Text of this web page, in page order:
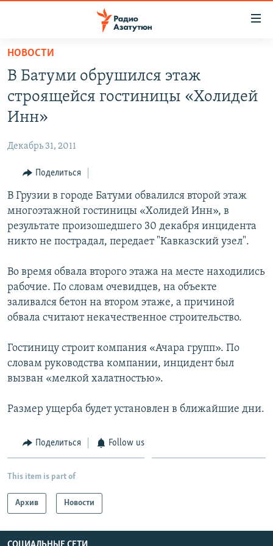
Перейти
основному
содержанию
Перейти
основной
навигации
Перейти
поиску
НОВОСТИ
ПОЛИТИКА
ЭКОНОМИКА
РЕГИОН
НАГОРНЫЙ КАРАБАХ
СПОРТ
English
Все сайты Радио Азатутюн
НОВОСТИ
В Батуми обрушился этаж
строящейся гостиницы «Холидей
Инн»
Декабрь 31, 2011
Поделиться
В Грузии в городе Батуми обвалился второй этаж
многоэтажной гостиницы «Холидей Инн», в
результате произошедшего 30 декабря инцидента
никто не пострадал, передает "Кавказский узел".
Во время обвала второго этажа на месте находились
рабочие. По словам очевидцев, на объекте
заливался бетон на втором этаже, а причиной
обвала считают некачественное строительство.
Гостиницу строит компания «Ачара групп». По
словам руководства компании, инцидент был
вызван «мелкой халатностью».
Размер ущерба будет установлен в ближайшие дни.
Поделиться Follow us
This item is part of
Архив Новости